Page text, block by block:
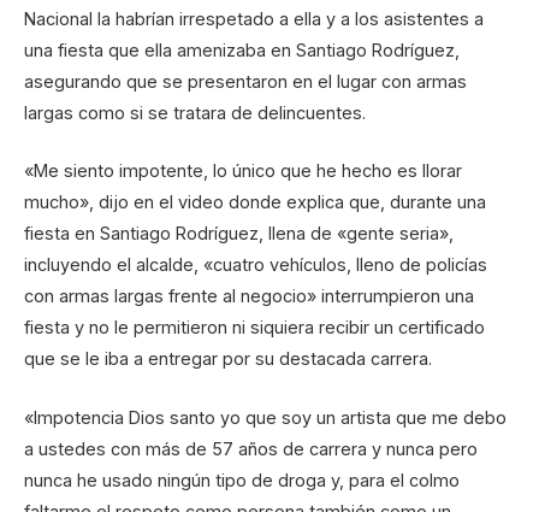
Nacional la habrían irrespetado a ella y a los asistentes a
una fiesta que ella amenizaba en Santiago Rodríguez,
asegurando que se presentaron en el lugar con armas
largas como si se tratara de delincuentes.
«Me siento impotente, lo único que he hecho es llorar
mucho», dijo en el video donde explica que, durante una
fiesta en Santiago Rodríguez, llena de «gente seria»,
incluyendo el alcalde, «cuatro vehículos, lleno de policías
con armas largas frente al negocio» interrumpieron una
fiesta y no le permitieron ni siquiera recibir un certificado
que se le iba a entregar por su destacada carrera.
«Impotencia Dios santo yo que soy un artista que me debo
a ustedes con más de 57 años de carrera y nunca pero
nunca he usado ningún tipo de droga y, para el colmo